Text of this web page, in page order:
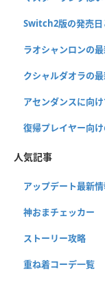
Switch2版の発売日
ラオシャンロンの
クシャルダオラの
アセンダンスに向
復帰プレイヤー向
人気記事
アップデート最新
神おまチェッカー
ストーリー攻略
重ね着コーデ一覧